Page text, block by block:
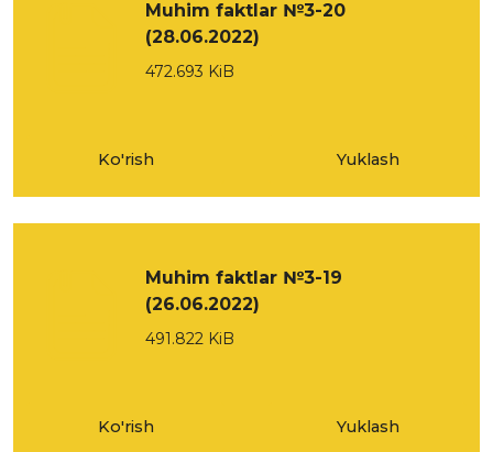
Muhim faktlar №3-20
(28.06.2022)
472.693 KiB
Ko'rish Yuklash
Muhim faktlar №3-19
(26.06.2022)
491.822 KiB
Ko'rish Yuklash